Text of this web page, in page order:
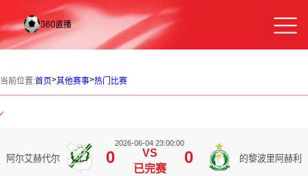
当前位置:首页>其他赛事>热门比赛
阿尔艾赫代尔 0
2026-06-04 23:00:00
VS
已完赛
0 的黎波里阿赫利